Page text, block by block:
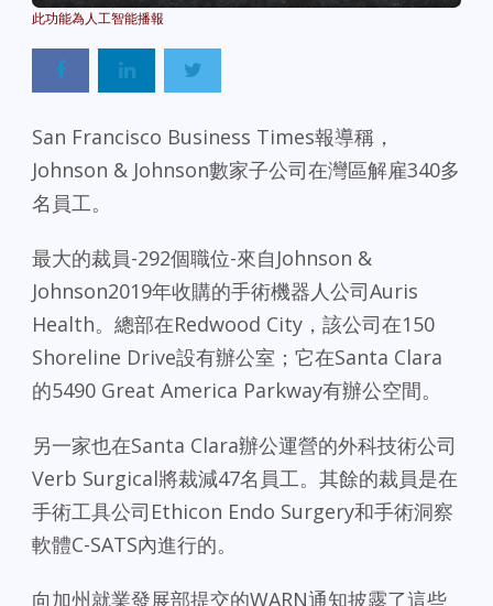
San Francisco Business Times報導稱，
Johnson & Johnson數家子公司在灣區解雇340多
名員工。
最大的裁員-292個職位-來自Johnson &
Johnson2019年收購的手術機器人公司Auris
Health。總部在Redwood City，該公司在150
Shoreline Drive設有辦公室；它在Santa Clara
的5490 Great America Parkway有辦公空間。
另一家也在Santa Clara辦公運營的外科技術公司
Verb Surgical將裁減47名員工。其餘的裁員是在
手術工具公司Ethicon Endo Surgery和手術洞察
軟體C-SATS內進行的。
向加州就業發展部提交的WARN通知披露了這些